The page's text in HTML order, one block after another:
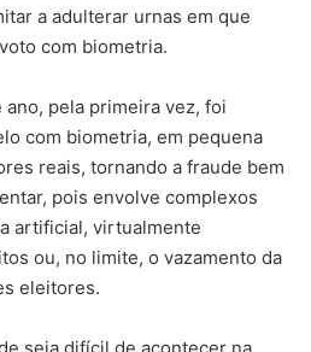
a adulterar urnas em que
com biometria.
pela primeira vez, foi
com biometria, em pequena
reais, tornando a fraude bem
pois envolve complexos
artificial, virtualmente
ou, no limite, o vazamento da
eleitores.